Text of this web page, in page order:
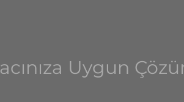
Uygun